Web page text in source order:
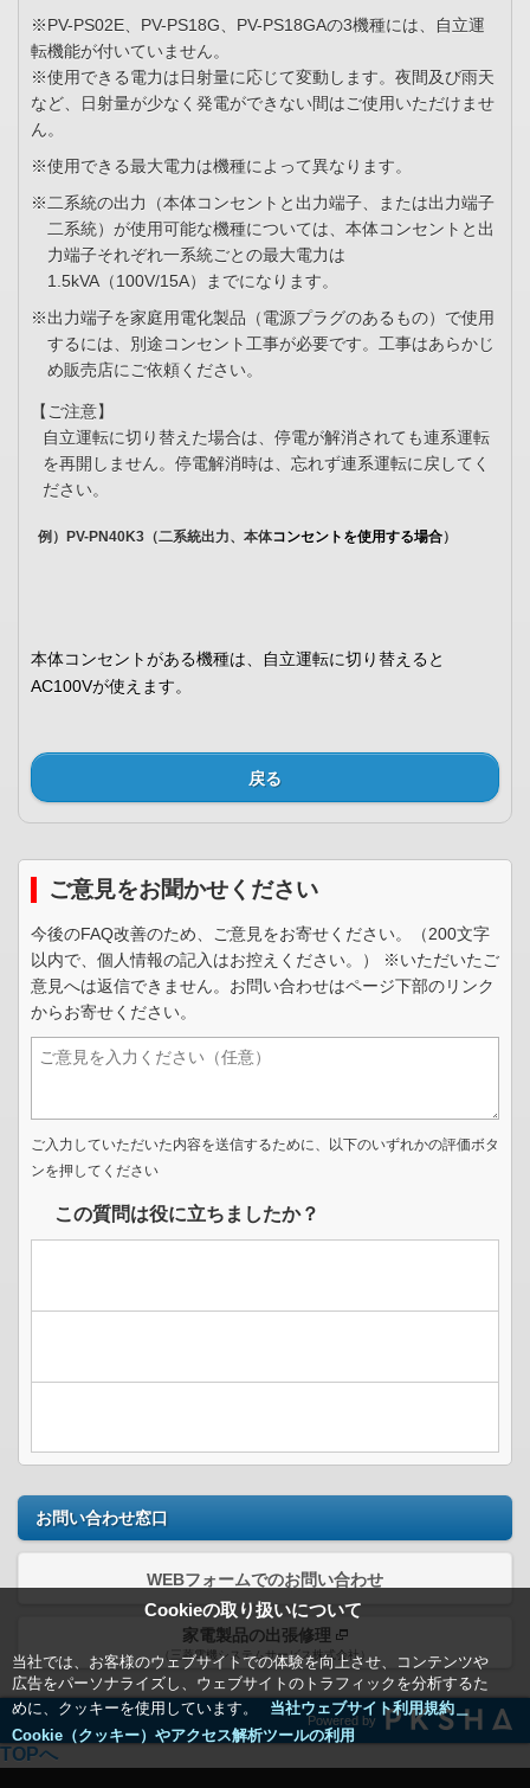
Cookieの取り扱いについて
当社では、お客様のウェブサイトでの体験を向上させ、コンテンツや
広告をパーソナライズし、ウェブサイトのトラフィックを分析するた
めに、クッキーを使用しています。
当社ウェブサイト利用規約＿
Cookie（クッキー）やアクセス解析ツールの利用
※PV-PS02E、PV-PS18G、PV-PS18GAの3機種には、自立運
転機能が付いていません。
※使用できる電力は日射量に応じて変動します。夜間及び雨天
など、日射量が少なく発電ができない間はご使用いただけませ
ん。
※使用できる最大電力は機種によって異なります。
※二系統の出力（本体コンセントと出力端子、または出力端子
二系統）が使用可能な機種については、本体コンセントと出
力端子それぞれ一系統ごとの最大電力は
1.5kVA（100V/15A）までになります。
※出力端子を家庭用電化製品（電源プラグのあるもの）で使用
するには、別途コンセント工事が必要です。工事はあらかじ
め販売店にご依頼ください。
【ご注意】
自立運転に切り替えた場合は、停電が解消されても連系運転
を再開しません。停電解消時は、忘れず連系運転に戻してく
ださい。
例）PV-PN40K3（二系統出力、本体コンセントを使用する場合）
本体コンセントがある機種は、自立運転に切り替えると
AC100Vが使えます。
戻る
ご意見をお聞かせください
今後のFAQ改善のため、ご意見をお寄せください。（200文字
以内で、個人情報の記入はお控えください。） ※いただいたご
意見へは返信できません。お問い合わせはページ下部のリンク
からお寄せください。
ご入力していただいた内容を送信するために、以下のいずれかの評価ボタ
ンを押してください
この質問は役に立ちましたか？
お問い合わせ窓口
WEBフォームでのお問い合わせ
家電製品の出張修理
（三菱電機システムサービス株式会社）
Powered by
TOPへ